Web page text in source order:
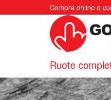
Compra online o
Ruote